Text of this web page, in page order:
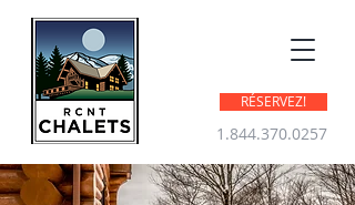
RÉSERVEZ!
1.844.370.0257